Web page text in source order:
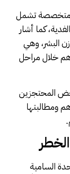
متخصصة تشمل
كما أشار
البشر، وهي
خلال مراحل
المحتجزين
ومطالبتها
السامية